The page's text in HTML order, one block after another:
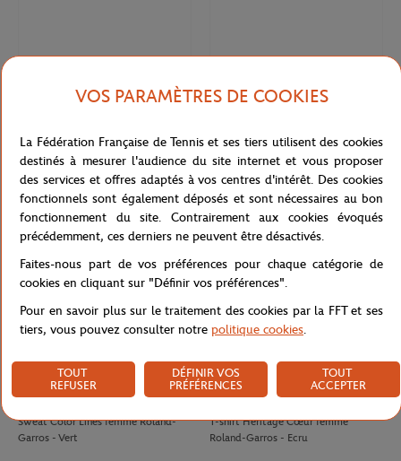
Casquette Logo monochrome
Roland-Garros - Blanc
T-shirt Chic femme Galeries
Lafayette x Roland-Garros - Blanc
ROLAND GARROS 75,00 €
Sweat Color Lines femme Roland-
Garros - Vert
NOUVEAU
ROLAND GARROS 37,00 €
T-shirt Heritage Cœur femme
Roland-Garros - Ecru
VOS PARAMÈTRES DE COOKIES
La Fédération Française de Tennis et ses tiers utilisent des cookies
destinés à mesurer l'audience du site internet et vous proposer
des services et offres adaptés à vos centres d'intérêt. Des cookies
fonctionnels sont également déposés et sont nécessaires au bon
fonctionnement du site. Contrairement aux cookies évoqués
précédemment, ces derniers ne peuvent être désactivés.
Faites-nous part de vos préférences pour chaque catégorie de
cookies en cliquant sur "Définir vos préférences".
Pour en savoir plus sur le traitement des cookies par la FFT et ses
tiers, vous pouvez consulter notre politique cookies.
TOUT
REFUSER
DÉFINIR VOS
PRÉFÉRENCES
TOUT
ACCEPTER